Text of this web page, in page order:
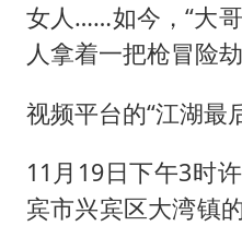
女人……如今，“大
人拿着一把枪冒险
视频平台的“江湖最
11月19日下午3时
宾市兴宾区大湾镇